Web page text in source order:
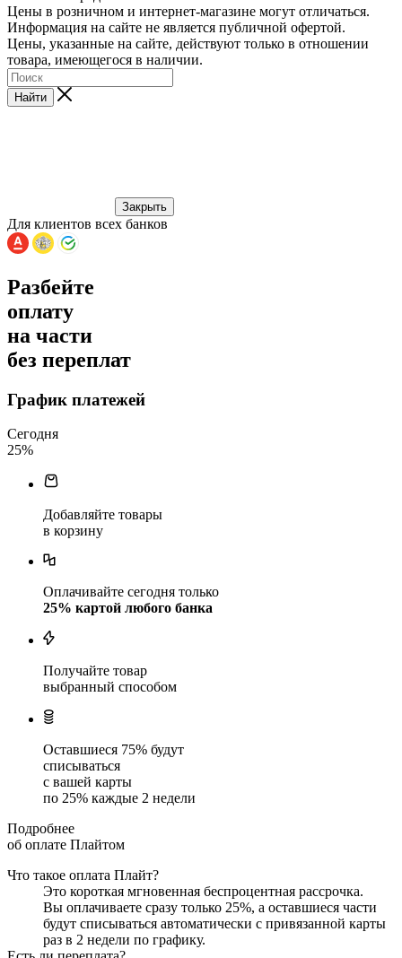
Цены в розничном и интернет-магазине могут отличаться.
Информация на сайте не является публичной офертой.
Цены, указанные на сайте, действуют только в отношении
товара, имеющегося в наличии.
Найти
Закрыть
Для клиентов всех банков
Разбейте
оплату
на части
без переплат
График платежей
Сегодня
25%
Добавляйте товары
в корзину
Оплачивайте сегодня только
25% картой любого банка
Получайте товар
выбранный способом
Оставшиеся 75% будут
списываться
с вашей карты
по 25% каждые 2 недели
Подробнее
об оплате Плайтом
Что такое оплата Плайт?
Это короткая мгновенная беспроцентная рассрочка.
Вы оплачиваете сразу только 25%, а оставшиеся части
будут списываться автоматически с привязанной карты
раз в 2 недели по графику.